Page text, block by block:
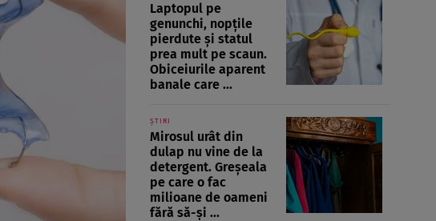
Laptopul pe
genunchi, nopțile
pierdute și statul
prea mult pe scaun.
Obiceiurile aparent
banale care ...
ȘTIRI
Mirosul urât din
dulap nu vine de la
detergent. Greșeala
pe care o fac
milioane de oameni
fără să-și ...